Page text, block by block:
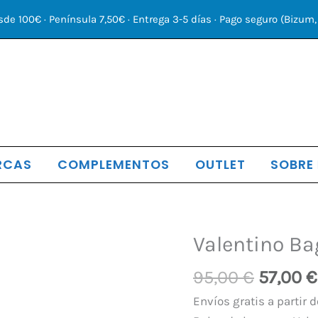
100€ · Península 7,50€ · Entrega 3-5 días · Pago seguro
COMPLEMENTOS OUTLET
Valentino
95,00€
El
original
era:
57,00 €
Envíos gratis a partir
Valentino
Relaz
Sra.